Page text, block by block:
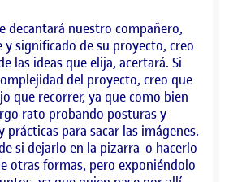
decantará nuestro compañero,
significado de su proyecto, creo
las ideas que elija, acertará. Si
del proyecto, creo que
que recorrer, ya que como bien
rato probando posturas y
prácticas para sacar las imágenes.
si dejarlo en la pizarra o hacerlo
otras formas, pero exponiéndolo